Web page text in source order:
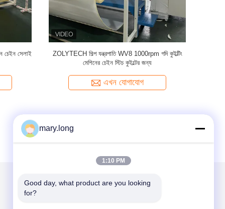
চেইন সেলাই
ZOLYTECH শিল্প যন্ত্রপাতি WV8 1000rpm গদি কুইল্টিং
মেশিনের চেইন স্টিচ কুইল্টের জন্য
এখন যোগাযোগ
আমাদের মেইল ​​করুন
mary.long
1:10 PM
Good day, what product are you looking
for?